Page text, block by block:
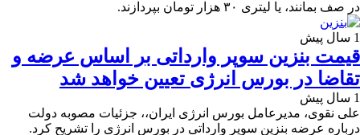
در صف بمانند، یا لیتری ۳۰ هزار تومان بپردازند.
1 سال پیش
قیمت بنزین سوپر وارداتی بر اساس عرضه و
تقاضا در بورس انرژی تعیین خواهد شد
1 سال پیش
علی نقوی، مدیرعامل بورس انرژی ایران،، جزئیات مصوبه دولت
درباره عرضه بنزین سوپر وارداتی در بورس انرژی را تشریح کرد.